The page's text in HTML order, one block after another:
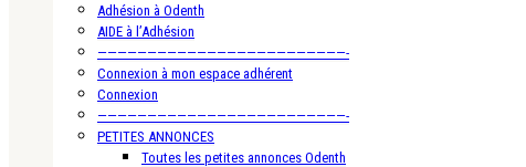
Adhésion à Odenth
AIDE à l’Adhésion
—————————————————————————-
Connexion à mon espace adhérent
Connexion
—————————————————————————-
PETITES ANNONCES
Toutes les petites annonces Odenth